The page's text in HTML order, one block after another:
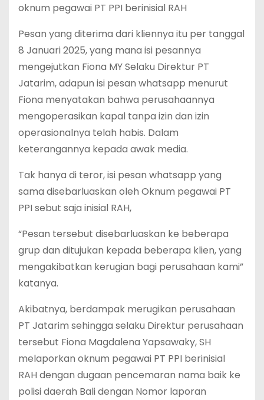
oknum pegawai PT PPI berinisial RAH
Pesan yang diterima dari kliennya itu per tanggal
8 Januari 2025, yang mana isi pesannya
mengejutkan Fiona MY Selaku Direktur PT
Jatarim, adapun isi pesan whatsapp menurut
Fiona menyatakan bahwa perusahaannya
mengoperasikan kapal tanpa izin dan izin
operasionalnya telah habis. Dalam
keterangannya kepada awak media.
Tak hanya di teror, isi pesan whatsapp yang
sama disebarluaskan oleh Oknum pegawai PT
PPI sebut saja inisial RAH,
“Pesan tersebut disebarluaskan ke beberapa
grup dan ditujukan kepada beberapa klien, yang
mengakibatkan kerugian bagi perusahaan kami”
katanya.
Akibatnya, berdampak merugikan perusahaan
PT Jatarim sehingga selaku Direktur perusahaan
tersebut Fiona Magdalena Yapsawaky, SH
melaporkan oknum pegawai PT PPI berinisial
RAH dengan dugaan pencemaran nama baik ke
polisi daerah Bali dengan Nomor laporan